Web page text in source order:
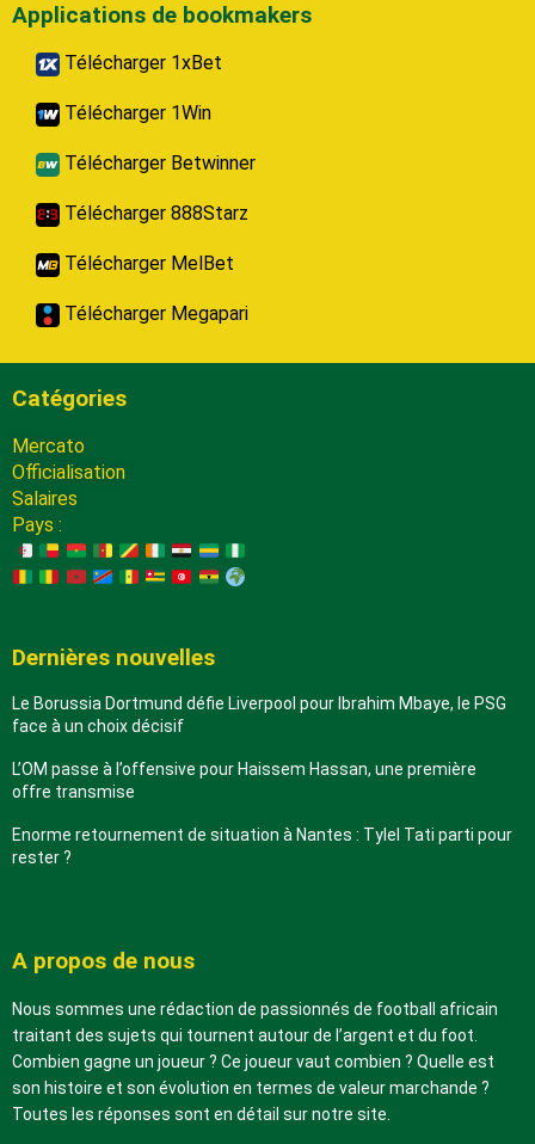
Applications de bookmakers
Télécharger 1xBet
Télécharger 1Win
Télécharger Betwinner
Télécharger 888Starz
Télécharger MelBet
Télécharger Megapari
Catégories
Mercato
Officialisation
Salaires
Pays :
Dernières nouvelles
Le Borussia Dortmund défie Liverpool pour Ibrahim Mbaye, le PSG
face à un choix décisif
L’OM passe à l’offensive pour Haissem Hassan, une première
offre transmise
Enorme retournement de situation à Nantes : Tylel Tati parti pour
rester ?
A propos de nous
Nous sommes une rédaction de passionnés de football africain
traitant des sujets qui tournent autour de l’argent et du foot.
Combien gagne un joueur ? Ce joueur vaut combien ? Quelle est
son histoire et son évolution en termes de valeur marchande ?
Toutes les réponses sont en détail sur notre site.